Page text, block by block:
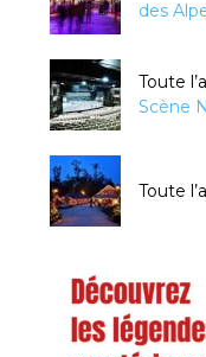
des
Toute
Scène
Toute